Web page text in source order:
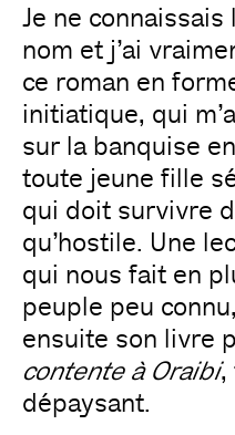
Je ne connaissais
nom et j’ai
ce roman en
initiatique, qui
sur la banquise
toute jeune fille
qui doit survivre
qu’hostile. Une
qui nous fait en
peuple peu
ensuite son livre
contente à Oraibi,
dépaysant.